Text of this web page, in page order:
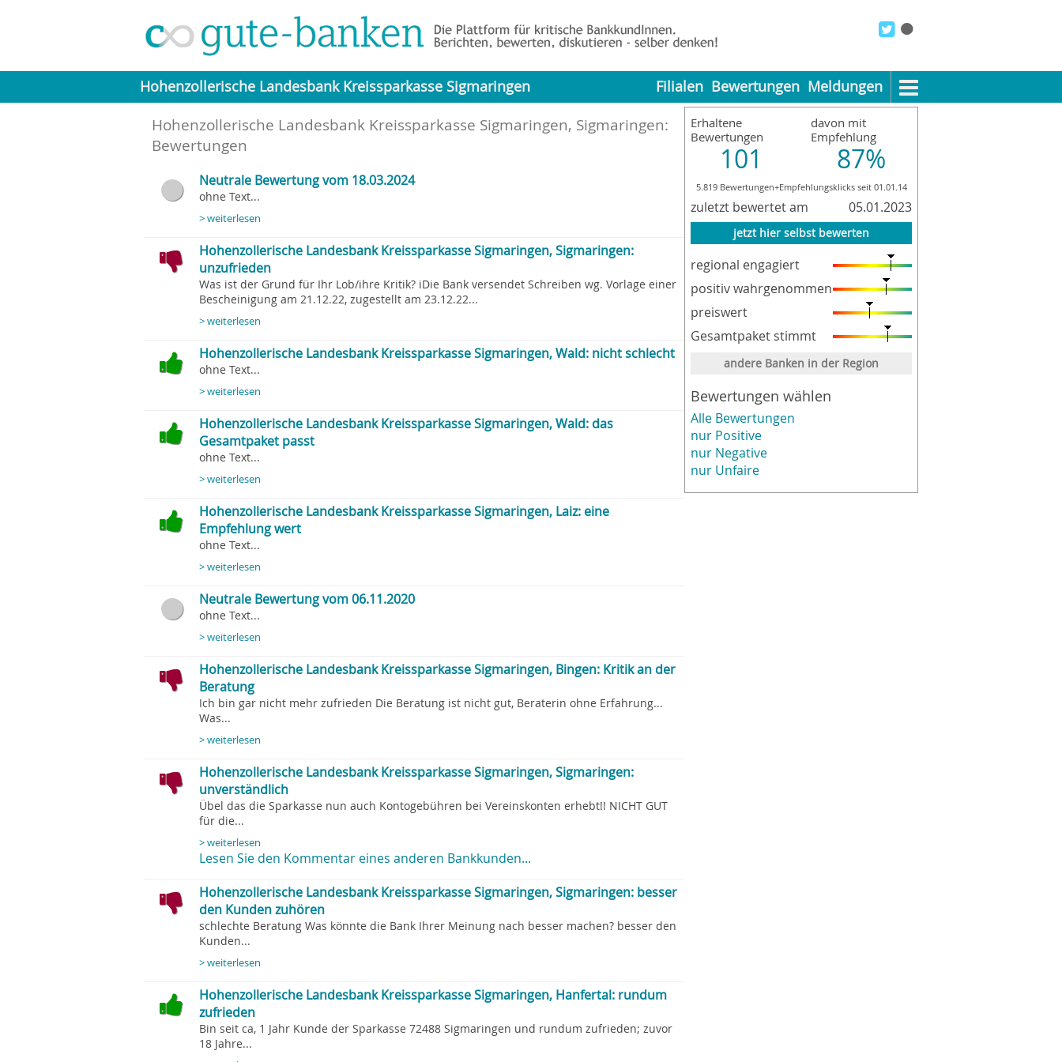
Hohenzollerische Landesbank Kreissparkasse Sigmaringen Filialen Bewertungen Meldungen
Erhaltene
Bewertungen
101
davon mit
Empfehlung
87%
5.819 Bewertungen+Empfehlungsklicks seit 01.01.14
zuletzt bewertet am 05.01.2023
jetzt hier selbst bewerten
regional engagiert
positiv wahrgenommen
preiswert
Gesamtpaket stimmt
andere Banken in der Region
Bewertungen wählen
Alle Bewertungen
nur Positive
nur Negative
nur Unfaire
Hohenzollerische Landesbank Kreissparkasse Sigmaringen, Sigmaringen:
Bewertungen
Neutrale Bewertung vom 18.03.2024
ohne Text...
> weiterlesen
Hohenzollerische Landesbank Kreissparkasse Sigmaringen, Sigmaringen:
unzufrieden
Was ist der Grund für Ihr Lob/ihre Kritik? iDie Bank versendet Schreiben wg. Vorlage einer
Bescheinigung am 21.12.22, zugestellt am 23.12.22...
> weiterlesen
Hohenzollerische Landesbank Kreissparkasse Sigmaringen, Wald: nicht schlecht
ohne Text...
> weiterlesen
Hohenzollerische Landesbank Kreissparkasse Sigmaringen, Wald: das
Gesamtpaket passt
ohne Text...
> weiterlesen
Hohenzollerische Landesbank Kreissparkasse Sigmaringen, Laiz: eine
Empfehlung wert
ohne Text...
> weiterlesen
Neutrale Bewertung vom 06.11.2020
ohne Text...
> weiterlesen
Hohenzollerische Landesbank Kreissparkasse Sigmaringen, Bingen: Kritik an der
Beratung
Ich bin gar nicht mehr zufrieden Die Beratung ist nicht gut, Beraterin ohne Erfahrung...
Was...
> weiterlesen
Hohenzollerische Landesbank Kreissparkasse Sigmaringen, Sigmaringen:
unverständlich
Übel das die Sparkasse nun auch Kontogebühren bei Vereinskonten erhebt!! NICHT GUT
für die...
> weiterlesen
Lesen Sie den Kommentar eines anderen Bankkunden...
Hohenzollerische Landesbank Kreissparkasse Sigmaringen, Sigmaringen: besser
den Kunden zuhören
schlechte Beratung Was könnte die Bank Ihrer Meinung nach besser machen? besser den
Kunden...
> weiterlesen
Hohenzollerische Landesbank Kreissparkasse Sigmaringen, Hanfertal: rundum
zufrieden
Bin seit ca, 1 Jahr Kunde der Sparkasse 72488 Sigmaringen und rundum zufrieden; zuvor
18 Jahre...